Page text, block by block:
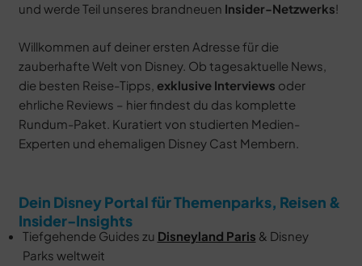
und werde Teil unseres brandneuen Insider-Netzwerks!
Willkommen auf deiner ersten Adresse für die
zauberhafte Welt von Disney. Ob tagesaktuelle News,
die besten Reise-Tipps, exklusive Interviews oder
ehrliche Reviews – hier findest du das komplette
Rundum-Paket. Kuratiert von studierten Medien-
Experten und ehemaligen Disney Cast Membern.
Dein Disney Portal für Themenparks, Reisen &
Insider-Insights
Tiefgehende Guides zu Disneyland Paris & Disney
Parks weltweit